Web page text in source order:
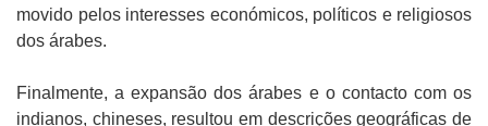
movido pelos interesses económicos, políticos e religiosos
dos árabes.
Finalmente, a expansão dos árabes e o contacto com os
indianos, chineses, resultou em descrições geográficas de